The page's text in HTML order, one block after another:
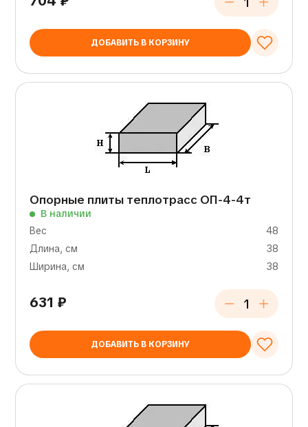
ДОБАВИТЬ В КОРЗИНУ
Опорные плиты теплотрасс ОП-4-4т
В наличии
Вес
48
Длина, см
38
Ширина, см
38
631 ₽
ДОБАВИТЬ В КОРЗИНУ